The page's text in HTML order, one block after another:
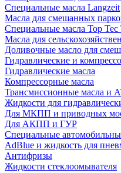
Специальные масла Langzeit
Масла для смешанных
Специальные масла Top Tec
Масла для
Доливочные масло для
Гидравлические и
Гидравлические масла
Компрессорные масла
Трансмиссионные масла и
Жидкости для
Для МКПП и приводных
Для АКПП и ГУР
Специальные
AdBlue и жидкость для
Антифризы
Жидкости стеклоомывателя